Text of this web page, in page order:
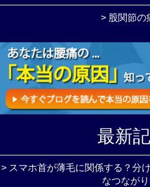
> 股関節の
最新
> スマホ首が薄毛に関係する？分
なつながり